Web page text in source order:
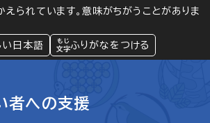
えられています。意味がちがうことがありま
い日本語
ふりがなをつける
Language 閲覧支援
緊急情報
者への支援